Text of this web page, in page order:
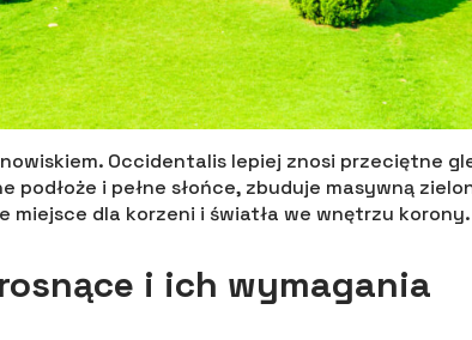
Occidentalis lepiej znosi przeciętne
i pełne słońce, zbuduje masywną
dla korzeni i światła we wnętrzu korony.
i ich wymagania